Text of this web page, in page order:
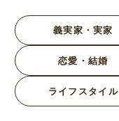
義実家・実家
恋愛・結婚
ライフスタイル